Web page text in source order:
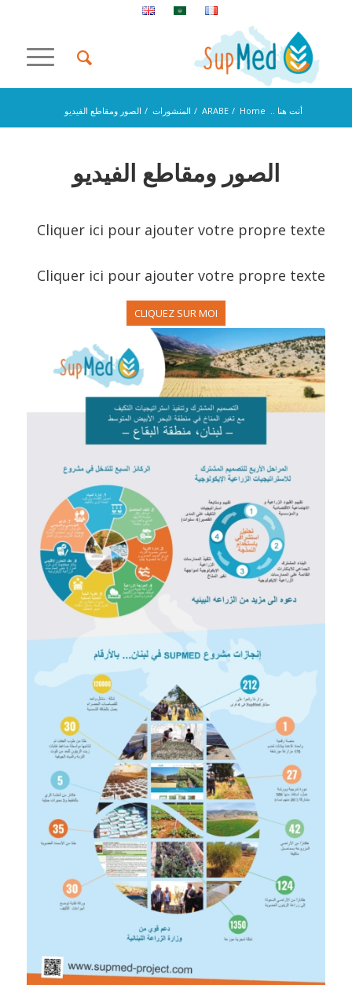
أنت هنا .. Home
/
ARABE
/ المنشورات / الصور ومقاطع الفيديو
الصور ومقاطع الفيديو
Cliquer ici pour ajouter votre propre texte
Cliquer ici pour ajouter votre propre texte
CLIQUEZ SUR MOI